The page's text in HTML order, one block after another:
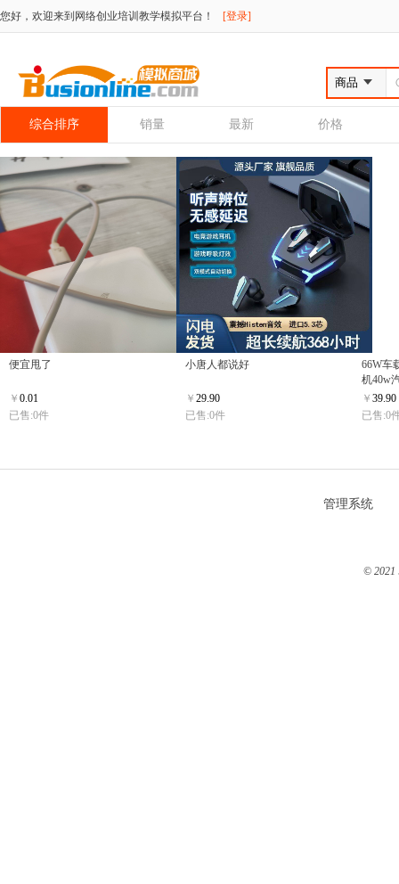
您好，欢迎来到网络创业培训教学模拟平台！ [登录]
综合排序 销量 最新 价格
便宜甩了
￥ 0.01
已售:0件
小唐人都说好
￥ 29.90
已售:0件
66W车
机40w
￥ 39.90
已售:0
管理系统
© 2021